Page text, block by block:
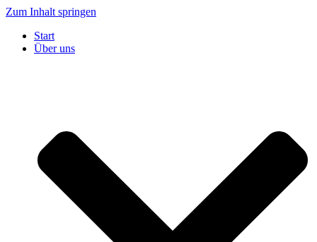
Zum Inhalt springen
Start
Über uns